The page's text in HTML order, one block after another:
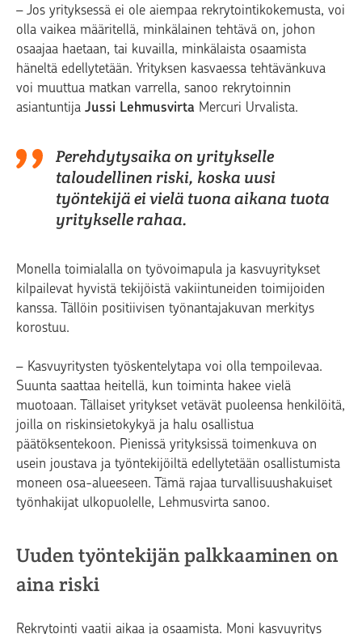
– Jos yrityksessä ei ole aiempaa rekrytointikokemusta, voi
olla vaikea määritellä, minkälainen tehtävä on, johon
osaajaa haetaan, tai kuvailla, minkälaista osaamista
häneltä edellytetään. Yrityksen kasvaessa tehtävänkuva
voi muuttua matkan varrella, sanoo rekrytoinnin
asiantuntija Jussi Lehmusvirta Mercuri Urvalista.
Perehdytysaika on yritykselle
taloudellinen riski, koska uusi
työntekijä ei vielä tuona aikana tuota
yritykselle rahaa.
Monella toimialalla on työvoimapula ja kasvuyritykset
kilpailevat hyvistä tekijöistä vakiintuneiden toimijoiden
kanssa. Tällöin positiivisen työnantajakuvan merkitys
korostuu.
– Kasvuyritysten työskentelytapa voi olla tempoilevaa.
Suunta saattaa heitellä, kun toiminta hakee vielä
muotoaan. Tällaiset yritykset vetävät puoleensa henkilöitä,
joilla on riskinsietokykyä ja halu osallistua
päätöksentekoon. Pienissä yrityksissä toimenkuva on
usein joustava ja työntekijöiltä edellytetään osallistumista
moneen osa-alueeseen. Tämä rajaa turvallisuushakuiset
työnhakijat ulkopuolelle, Lehmusvirta sanoo.
Uuden työntekijän palkkaaminen on
aina riski
Rekrytointi vaatii aikaa ja osaamista. Moni kasvuyritys